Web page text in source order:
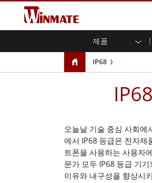
제품
엔터프라이즈 모빌리티
러기드 노트북
울트라 러기드 태블릿
라디오 PoC
엣지 AI 모빌리티
차량 탑재형 컴퓨터
견고한 로봇 컨트롤러
농업
셀프 서비스 키오스크
스마트 충전소
Winmate에 대하여
보증
마케팅 포털
새로운 제품
무역 박람회 이벤트
IP68
오늘날 기술 중심 사회에
에서 IP68 등급은 전자
트폰을 사용하는 사용자
문가 모두 IP68 등급 기
이유와 내구성을 향상시